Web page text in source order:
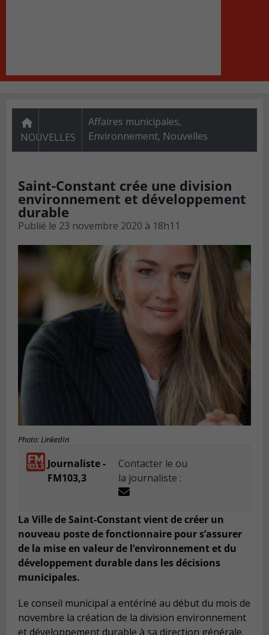
NOUVELLES
Affaires municipales,
Environnement, Nouvelles
Saint-Constant crée une division
environnement et développement
durable
Publié le 23 novembre 2020 à 18h11
Photo: LinkedIn
Journaliste -
FM103,3
Contacter le ou
la journaliste :
La Ville de Saint-Constant vient de créer un
nouveau poste de fonctionnaire pour s’assurer
de la mise en valeur de l’environnement et du
développement durable dans les décisions
municipales.
Le conseil municipal a entériné au début du mois de
novembre la création de la division environnement
et développement durable à sa direction générale.